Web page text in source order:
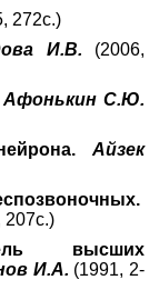
272с.)
И.В. (2006,
Афонькин С.Ю.
Айзек
207с.)
высших
И.А. (1991, 2-